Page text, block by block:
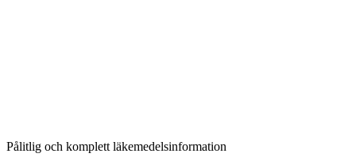
Pålitlig och komplett läkemedelsinformation